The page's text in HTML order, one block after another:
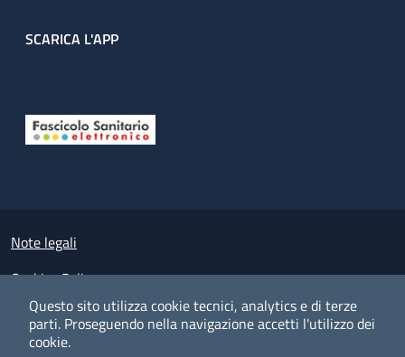
Questo sito utilizza cookie tecnici, analytics e di terze
parti. Proseguendo nella navigazione accetti l'utilizzo dei
cookie.
SCARICA L'APP
Small prints
Note legali
Cookies Policy
Policy privacy e protezione del dato personale
Albo pretorio on-line